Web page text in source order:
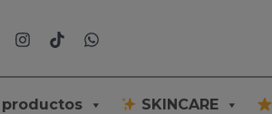
SKINCARE